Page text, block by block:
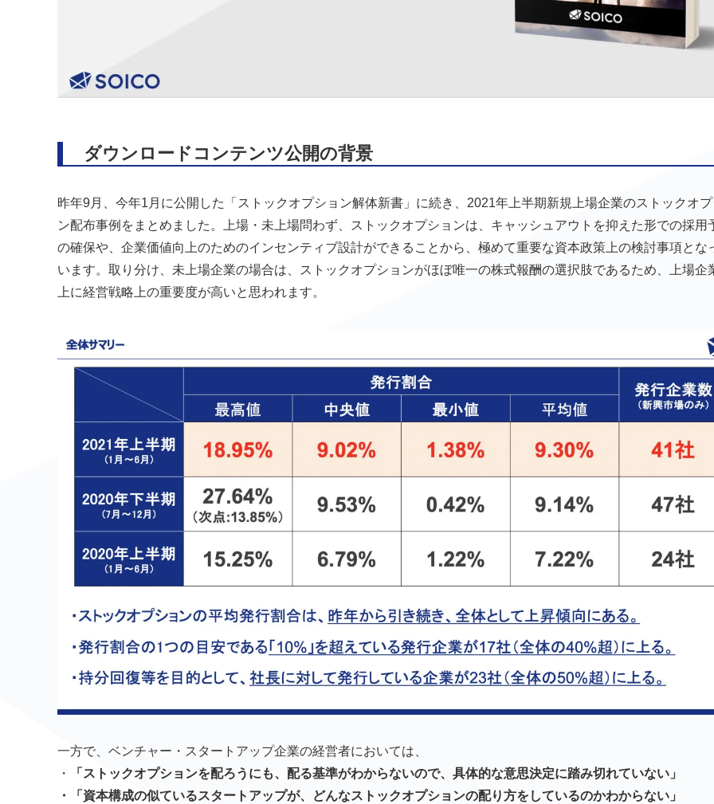
ダウンロードコンテンツ公開の背景
昨年9月、今年1月に公開した「ストックオプション解体新書」に続き、2021年上半期新規上場企業のストックオプ
ン配布事例をまとめました。上場・未上場問わず、ストックオプションは、キャッシュアウトを抑えた形での採用
の確保や、企業価値向上のためのインセンティブ設計ができることから、極めて重要な資本政策上の検討事項とな
います。取り分け、未上場企業の場合は、ストックオプションがほぼ唯一の株式報酬の選択肢であるため、上場企
上に経営戦略上の重要度が高いと思われます。
一方で、ベンチャー・スタートアップ企業の経営者においては、
・
「ストックオプションを配ろうにも、配る基準がわからないので、具体的な意思決定に踏み切れていない」
・「資本構成の似ているスタートアップが、どんなストックオプションの配り方をしているのかわからない」